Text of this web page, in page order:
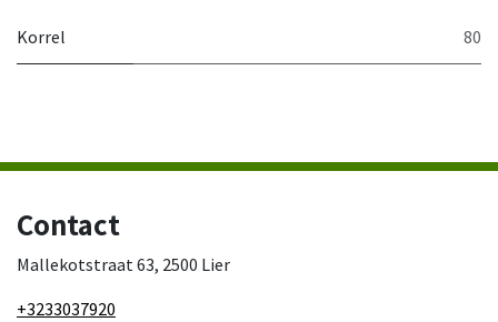
Korrel 80
Contact
Mallekotstraat 63, 2500 Lier
+3233037920